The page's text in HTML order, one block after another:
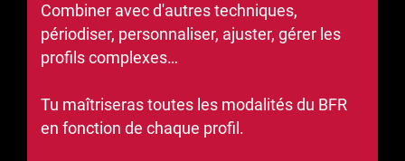
Combiner avec d'autres techniques,
périodiser, personnaliser, ajuster, gérer les
profils complexes…
Tu maîtriseras toutes les modalités du BFR
en fonction de chaque profil.